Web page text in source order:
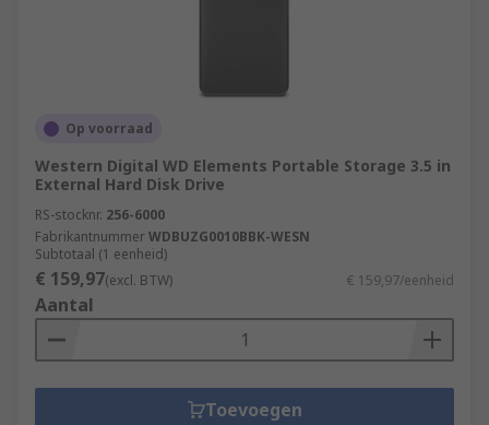
Op voorraad
Western Digital WD Elements Portable Storage 3.5 in
External Hard Disk Drive
RS-stocknr. 256-6000
FabrikantnummerWDBUZG0010BBK-WESN
Subtotaal (1 eenheid)
€ 159,97(excl. BTW) € 159,97/eenheid
Aantal
Toevoegen